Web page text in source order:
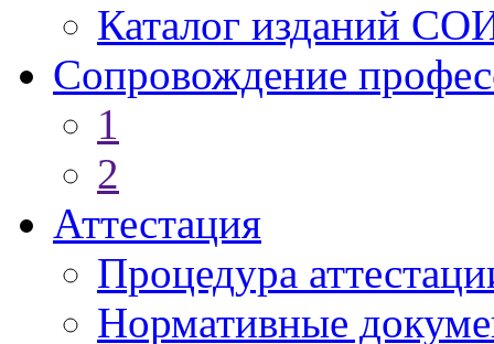
Каталог изданий
Сопровождение
1
2
Аттестация
Процедура
Нормативные